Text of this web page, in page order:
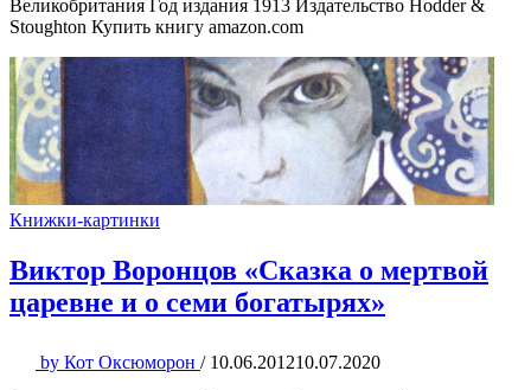
Великобритания Год издания 1913 Издательство Hodder &
Stoughton Купить книгу amazon.com
Книжки-картинки
Виктор Воронцов «Сказка о мертвой
царевне и о семи богатырях»
by Кот Оксюморон / 10.06.201210.07.2020